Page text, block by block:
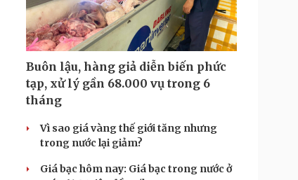
Buôn lậu, hàng giả diễn biến phức
tạp, xử lý gần 68.000 vụ trong 6
tháng
Vì sao giá vàng thế giới tăng nhưng
trong nước lại giảm?
Giá bạc hôm nay: Giá bạc trong nước ở